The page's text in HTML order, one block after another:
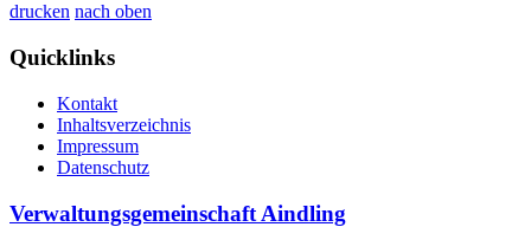
drucken nach oben
Quicklinks
Kontakt
Inhaltsverzeichnis
Impressum
Datenschutz
Verwaltungsgemeinschaft Aindling